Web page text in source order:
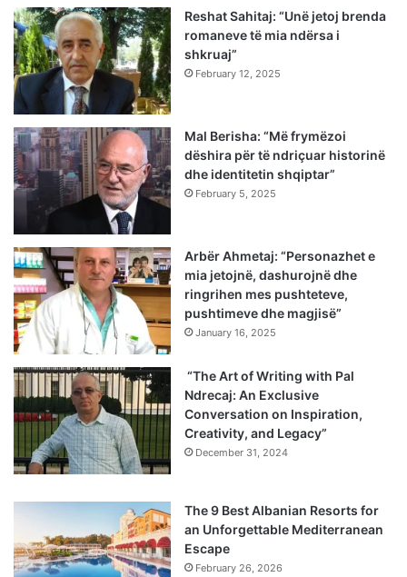
Reshat Sahitaj: “Unë jetoj brenda
romaneve të mia ndërsa i
shkruaj”
February 12, 2025
Mal Berisha: “Më frymëzoi
dëshira për të ndriçuar historinë
dhe identitetin shqiptar”
February 5, 2025
Arbër Ahmetaj: “Personazhet e
mia jetojnë, dashurojnë dhe
ringrihen mes pushteteve,
pushtimeve dhe magjisë”
January 16, 2025
“The Art of Writing with Pal
Ndrecaj: An Exclusive
Conversation on Inspiration,
Creativity, and Legacy”
December 31, 2024
The 9 Best Albanian Resorts for
an Unforgettable Mediterranean
Escape
February 26, 2026